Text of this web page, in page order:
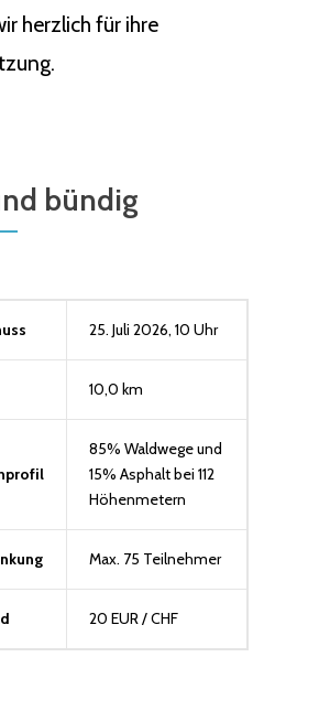
herzlich für ihre
bündig
25. Juli 2026, 10 Uhr
10,0 km
85% Waldwege und
15% Asphalt bei 112
Höhenmetern
Max. 75 Teilnehmer
20 EUR / CHF